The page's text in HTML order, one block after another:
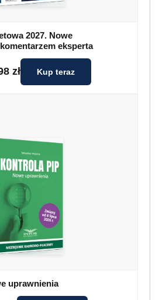
2027. Nowe
eksperta
zł Kup teraz
uprawnienia